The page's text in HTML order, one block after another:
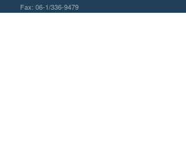
Fax: 06-1/336-9479